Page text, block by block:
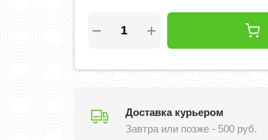
Доставка курьером
Завтра или позже - 500 руб.